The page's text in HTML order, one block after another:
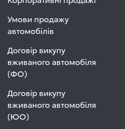
Умови продажу
автомобілів
Договір викупу
вживаного автомобіля
(ФО)
Договір викупу
вживаного автомобіля
(ЮО)